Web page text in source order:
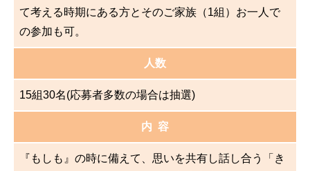
て考える時期にある方とそのご家族（1組）お一人で
の参加も可。
人数
15組30名(応募者多数の場合は抽選)
内 容
『もしも』の時に備えて、思いを共有し話し合う「き